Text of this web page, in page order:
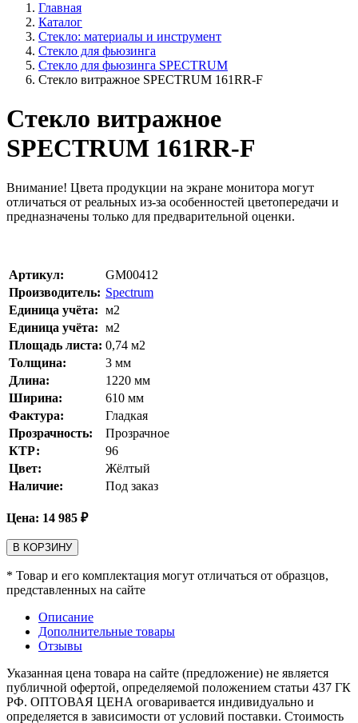
Главная
Каталог
Стекло: материалы и инструмент
Стекло для фьюзинга
Стекло для фьюзинга SPECTRUM
Стекло витражное SPECTRUM 161RR-F
Стекло витражное
SPECTRUM 161RR-F
Внимание! Цвета продукции на экране монитора могут
отличаться от реальных из-за особенностей цветопередачи и
предназначены только для предварительной оценки.
Артикул:
GM00412
Производитель: Spectrum
Единица учёта: м2
Единица учёта: м2
Площадь листа: 0,74 м2
Толщина:
3 мм
Длина:
1220 мм
Ширина:
610 мм
Фактура:
Гладкая
Прозрачность:
Прозрачное
КТР:
96
Цвет:
Жёлтый
Наличие:
Под заказ
Цена: 14 985 ₽
В КОРЗИНУ
* Товар и его комплектация могут отличаться от образцов,
представленных на сайте
Описание
Дополнительные товары
Отзывы
Указанная цена товара на сайте (предложение) не является
публичной офертой, определяемой положением статьи 437 ГК
РФ. ОПТОВАЯ ЦЕНА оговаривается индивидуально и
определяется в зависимости от условий поставки. Стоимость